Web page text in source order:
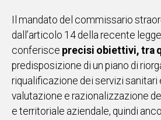
Il mandato del commissario
dall’articolo 14 della recente
conferisce precisi obiettivi, tra
predisposizione di un piano di
riqualificazione dei servizi sanitari
valutazione e razionalizzazione
e territoriale aziendale, quindi